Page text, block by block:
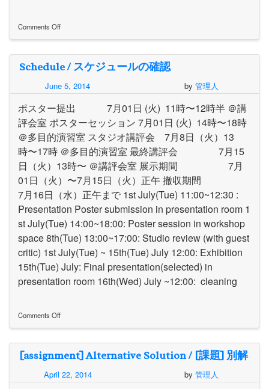
Comments Off
週
pin-
pin-
up
Schedule / スケジュールの確認
June 5, 2014 by 管理人
ポスター提出 7月01日 (火) 11時〜12時半 ＠講
評会室 ポスターセッション 7月01日 (火) 14時〜18時
＠多目的演習室 スタジオ講評会 7月8日（火）13
時〜17時 ＠多目的演習室 最終講評会 7月15
日（火）13時〜 ＠講評会室 展示期間 7月
01日（火）〜7月15日（火）正午 撤収期間
7月16日（水）正午まで 1st July(Tue) 11:00~12:30 :
Presentation Poster submission in presentation room 1
st July(Tue) 14:00~18:00: Poster session in workshop
space 8th(Tue) 13:00~17:00: Studio review (with guest
critic) 1st July(Tue) ~ 15th(Tue) July 12:00: Exhibition
15th(Tue) July: Final presentation(selected) in
presentation room 16th(Wed) July ~12:00: cleaning
Comments Off
/
[assignment] Alternative Solution / [課題] 別解
April 22, 2014 by 管理人